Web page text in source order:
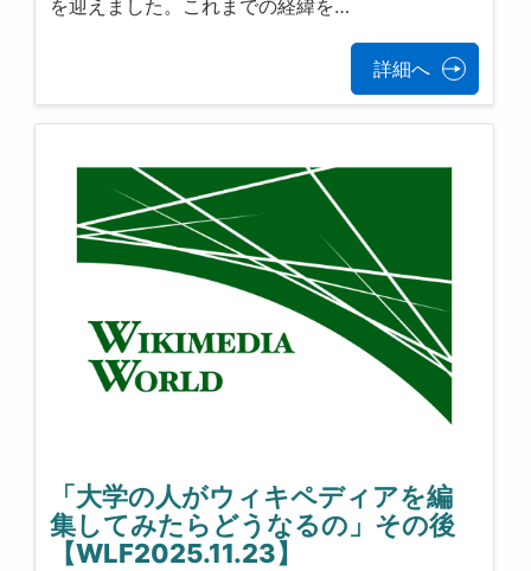
を迎えました。これまでの経緯を…
詳細へ
「大学の人がウィキペディアを編
集してみたらどうなるの」その後
【WLF2025.11.23】